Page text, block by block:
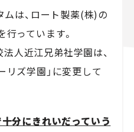
は、ロート製薬(株)の
行っています。
人近江兄弟社学園は、
リズ学園」に変更して
分にきれいだっていう